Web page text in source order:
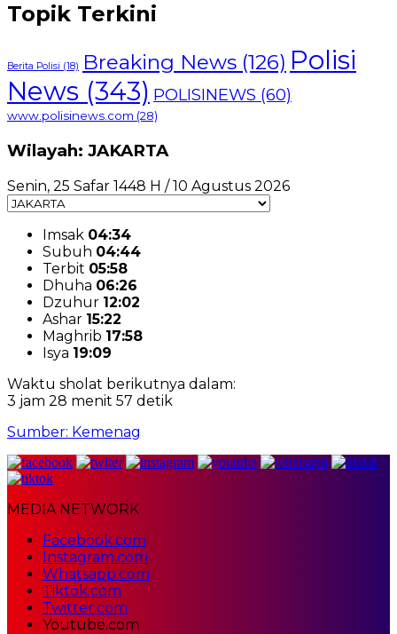
Topik Terkini
Berita Polisi (18) Breaking News (126) Polisi
News (343) POLISINEWS (60)
www.polisinews.com (28)
Wilayah: JAKARTA
Senin, 25 Safar 1448 H / 10 Agustus 2026
Imsak 04:34
Subuh 04:44
Terbit 05:58
Dhuha 06:26
Dzuhur 12:02
Ashar 15:22
Maghrib 17:58
Isya 19:09
Waktu sholat berikutnya dalam:
3 jam 28 menit 56 detik
Sumber: Kemenag
MEDIA NETWORK
Facebook.com
Instagram.com
Whatsapp.com
Tiktok.com
Twitter.com
Youtube.com